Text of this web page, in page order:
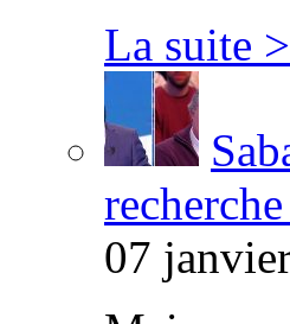
La suite
07